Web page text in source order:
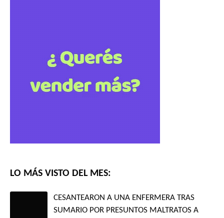
LO MÁS VISTO DEL MES:
CESANTEARON A UNA ENFERMERA TRAS
SUMARIO POR PRESUNTOS MALTRATOS A